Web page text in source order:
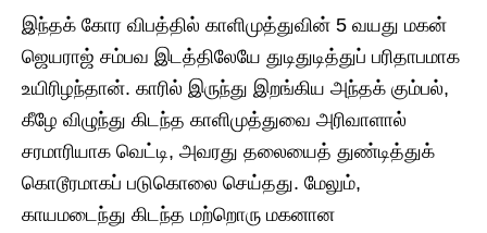
இந்தக் கோர விபத்தில் காளிமுத்துவின் 5 வயது மகன்
ஜெயராஜ் சம்பவ இடத்திலேயே துடிதுடித்துப் பரிதாபமாக
உயிரிழந்தான். காரில் இருந்து இறங்கிய அந்தக் கும்பல்,
கீழே விழுந்து கிடந்த காளிமுத்துவை அரிவாளால்
சரமாரியாக வெட்டி, அவரது தலையைத் துண்டித்துக்
கொடூரமாகப் படுகொலை செய்தது. மேலும்,
காயமடைந்து கிடந்த மற்றொரு மகனான